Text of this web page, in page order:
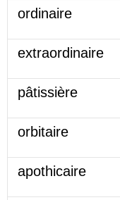
ordinaire
extraordinaire
pâtissière
orbitaire
apothicaire